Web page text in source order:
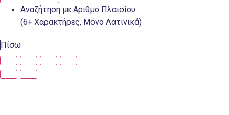
Αναζήτηση με Αριθμό Πλαισίου
(6+ Χαρακτήρες, Μόνο Λατινικά)
Πίσω